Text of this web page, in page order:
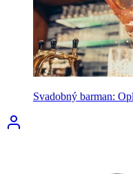
Svadobný barman: